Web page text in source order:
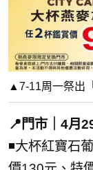
▲7-11周一祭出
📍門市｜4月
◾大杯紅寶石